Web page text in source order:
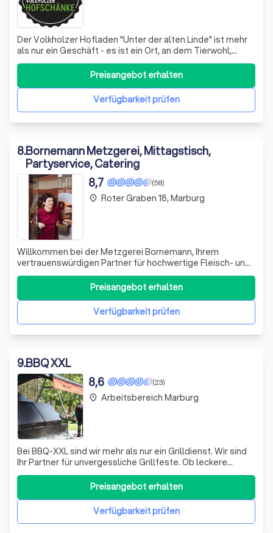
Der Volkholzer Hofladen "Unter der alten Linde" ist mehr
als nur ein Geschäft - es ist ein Ort, an dem Tierwohl,
Naturschutz und Genuss harmonisch zusammenkommen.
Wir, André und Christina Schneider, sind stolz darauf,
unseren Kunden eine Vielzahl von regionalen und leckeren
Produkten anzubieten, dieVerfügbarkeit prüfen
Preisangebot erhalten
8.Bornemann Metzgerei, Mittagstisch,
Partyservice, Catering
(58)
8,7
Willkommen bei der Metzgerei Bornemann, Ihrem
vertrauenswürdigen Partner für hochwertige Fleisch- und
Wurstwaren in Marburg. Seit unserer Gründung im Jahr
1929 haben wir uns der Bereitstellung von
Qualitätsprodukten aus der Region und einem
erstklassigen Partyservice für Ihre Feierlichkeiten verschr
Verfügbarkeit prüfen
Preisangebot erhalten
place Roter Graben 18, Marburg
9.BBQ XXL
(23)
8,6
Bei BBQ-XXL sind wir mehr als nur ein Grilldienst. Wir sind
Ihr Partner für unvergessliche Grillfeste. Ob leckere
Saucen, frische Salate, süße Desserts, Käseplatten,
Wurstplatten, Grillgemüse, Grill-Kartoffeln, mediterrane
und klassische Salate, Kraut-Salate oder
Mitternachtssnacks - wir haben alles
Verfügbarkeit prüfen
Preisangebot erhalten
place Arbeitsbereich Marburg